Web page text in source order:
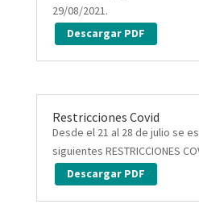
29/08/2021.
Descargar PDF
Restricciones Covid
Desde el 21 al 28 de julio se
siguientes RESTRICCIONES
Descargar PDF